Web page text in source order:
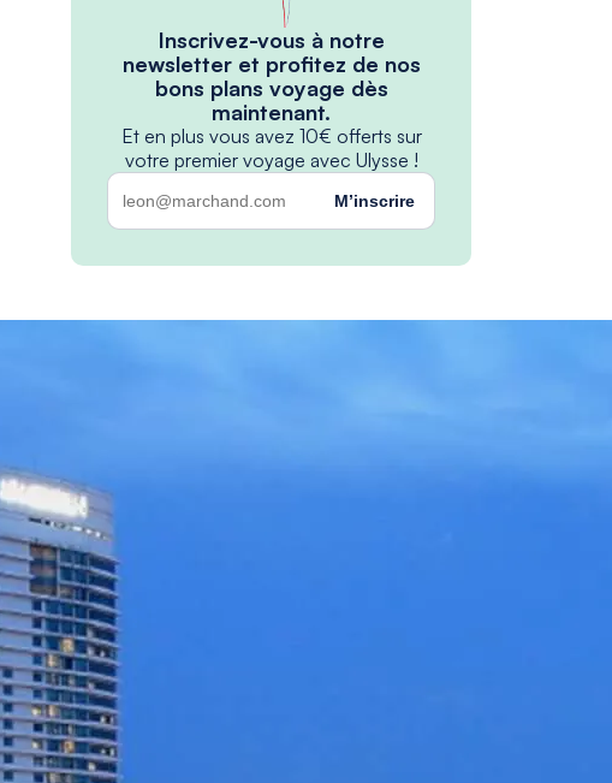
Inscrivez-vous à notre
newsletter et profitez de nos
bons plans voyage dès
maintenant.
Et en plus vous avez 10€ offerts sur
votre premier voyage avec Ulysse !
M’inscrire